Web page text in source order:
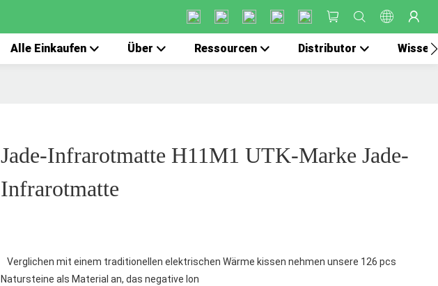
Alle Einkaufen Über Ressourcen Distributor Wissen
Jade-Infrarotmatte H11M1 UTK-Marke Jade-
Infrarotmatte
Verglichen mit einem traditionellen elektrischen Wärme kissen nehmen unsere 126 pcs
Natursteine als Material an, das negative Ion